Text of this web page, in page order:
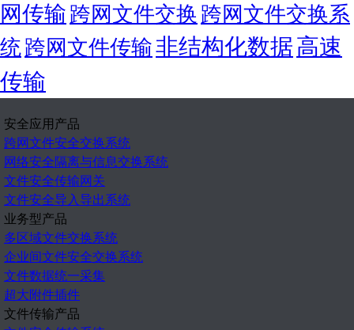
网传输跨网文件交换跨网文件交换系
统跨网文件传输非结构化数据高速
传输
安全应用产品
跨网文件安全交换系统
网络安全隔离与信息交换系统
文件安全传输网关
文件安全导入导出系统
业务型产品
多区域文件交换系统
企业间文件安全交换系统
文件数据统一采集
超大附件插件
文件传输产品